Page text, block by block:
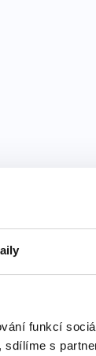
funkcí
s